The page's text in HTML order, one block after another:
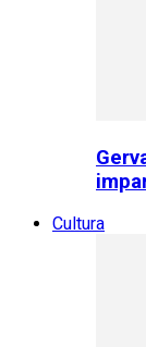
Cultura